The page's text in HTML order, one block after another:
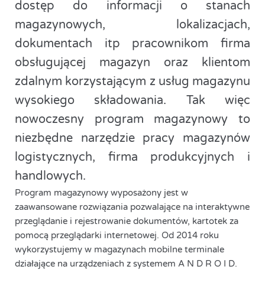
dostęp do informacji o stanach
magazynowych, lokalizacjach,
dokumentach itp pracownikom firma
obsługującej magazyn oraz klientom
zdalnym korzystającym z usług magazynu
wysokiego składowania. Tak więc
nowoczesny program magazynowy to
niezbędne narzędzie pracy magazynów
logistycznych, firma produkcyjnych i
handlowych.
Program magazynowy wyposażony jest w
zaawansowane rozwiązania pozwalające na interaktywne
przeglądanie i rejestrowanie dokumentów, kartotek za
pomocą przeglądarki internetowej. Od 2014 roku
wykorzystujemy w magazynach mobilne terminale
działające na urządzeniach z systemem A N D R O I D.